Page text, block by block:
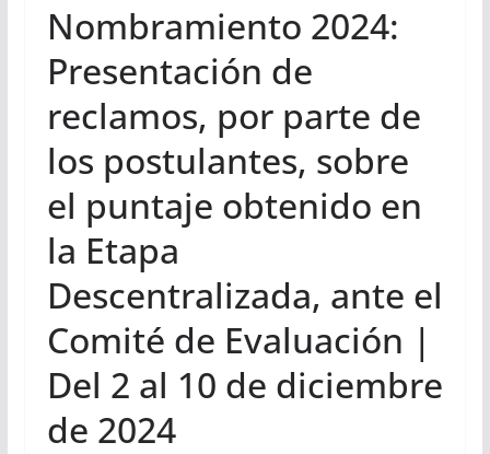
Nombramiento 2024:
Presentación de
reclamos, por parte de
los postulantes, sobre
el puntaje obtenido en
la Etapa
Descentralizada, ante el
Comité de Evaluación |
Del 2 al 10 de diciembre
de 2024